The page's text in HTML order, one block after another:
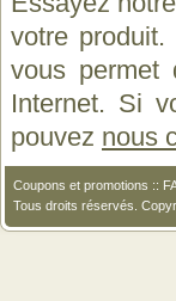
votre
vous permet
Internet. Si
pouvez nous
Coupons et promotions ::
Tous droits réservés.